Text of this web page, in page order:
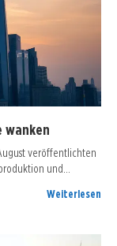
wanken
veröffentlichten
und…
Weiterlesen